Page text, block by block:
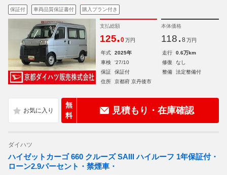
保証付 車両品質保証書付 購入プラン付き
支払総額
125.0 万円
本体価格
118. 8 万円
年式 2025年 走行
0.6万km
車検
'27/10 修復
なし
保証
保証付 整備
法定整備付
住所
京都府 京丹後市
無
料
見積もり・在庫確認
ダイハツ
ハイゼットカーゴ 660 クルーズ SAIII ハイルーフ 1年保証付・
ローン2.9パーセント・禁煙車・